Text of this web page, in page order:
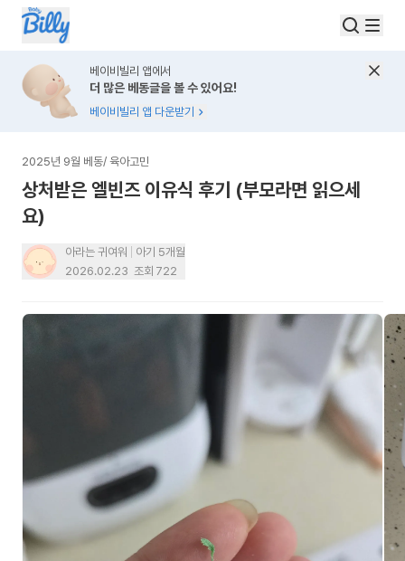
베이비빌리 앱에서
더 많은 베동글을 볼 수 있어요!
베이비빌리 앱 다운받기
2025년 9월 베동/ 육아고민
상처받은 엘빈즈 이유식 후기 (부모라면 읽으세
요)
아라는 귀여워
아기 5개월
2026.02.23 조회 722